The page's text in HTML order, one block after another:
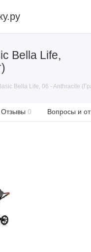
Bella Life,
Bella Life, 06 - Anthracite
Отзывы 0 Вопросы и